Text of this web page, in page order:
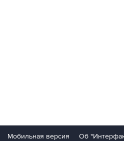
Мобильная версия Об